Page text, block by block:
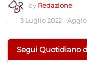
by Redazione
3 Luglio 2022 -
Segui Quotidiano